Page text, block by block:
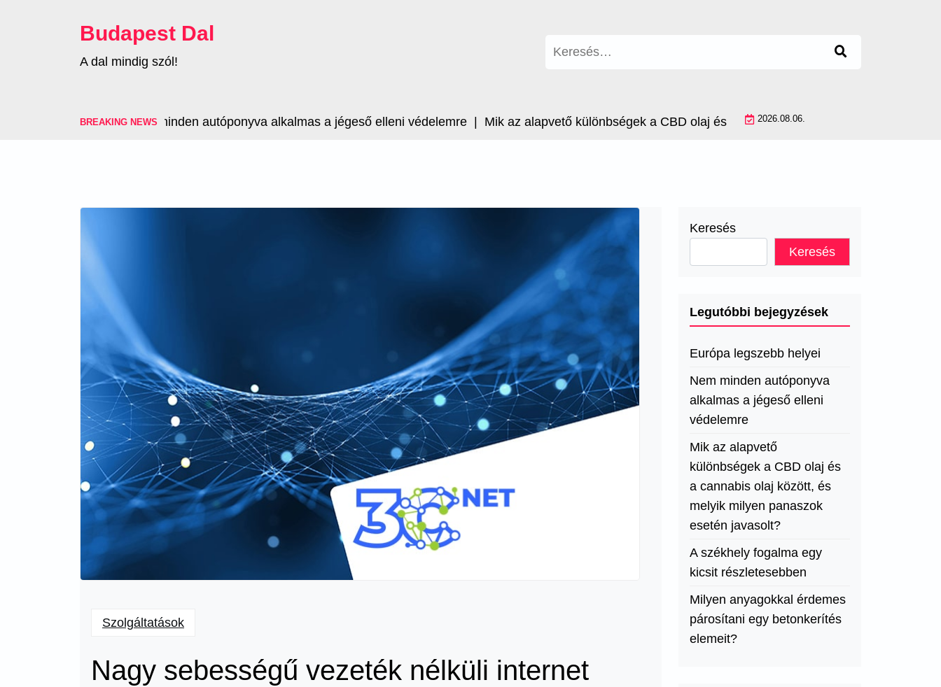
Budapest Dal
A dal mindig szól!
Keresés:
BREAKING NEWS
Nem minden autóponyva alkalmas a jégeső elleni védelemre |Mik az alapvető különbségek a CBD olaj és a cannabis olaj között, és melyik milyen
2026.08.06.
Szolgáltatások
Nagy sebességű vezeték nélküli internet
Keresés
Keresés
Legutóbbi bejegyzések
Európa legszebb helyei
Nem minden autóponyva
alkalmas a jégeső elleni
védelemre
Mik az alapvető
különbségek a CBD olaj és
a cannabis olaj között, és
melyik milyen panaszok
esetén javasolt?
A székhely fogalma egy
kicsit részletesebben
Milyen anyagokkal érdemes
párosítani egy betonkerítés
elemeit?